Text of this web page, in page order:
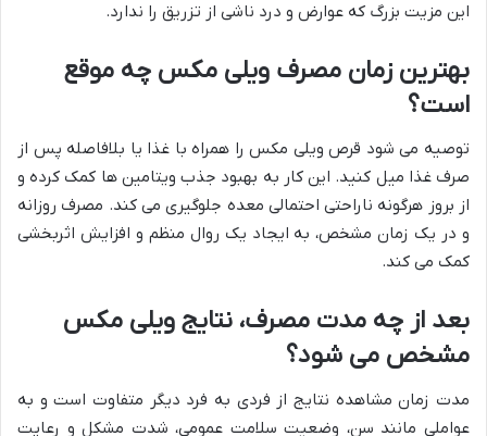
این مزیت بزرگ که عوارض و درد ناشی از تزریق را ندارد.
بهترین زمان مصرف ویلی مکس چه موقع
است؟
توصیه می شود قرص ویلی مکس را همراه با غذا یا بلافاصله پس از
صرف غذا میل کنید. این کار به بهبود جذب ویتامین ها کمک کرده و
از بروز هرگونه ناراحتی احتمالی معده جلوگیری می کند. مصرف روزانه
و در یک زمان مشخص، به ایجاد یک روال منظم و افزایش اثربخشی
کمک می کند.
بعد از چه مدت مصرف، نتایج ویلی مکس
مشخص می شود؟
مدت زمان مشاهده نتایج از فردی به فرد دیگر متفاوت است و به
عواملی مانند سن، وضعیت سلامت عمومی، شدت مشکل و رعایت